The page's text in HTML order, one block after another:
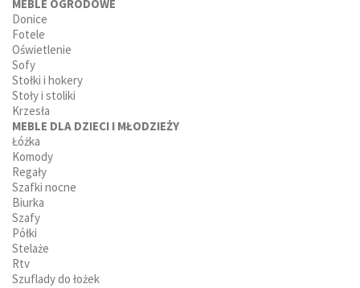
MEBLE OGRODOWE
Donice
Fotele
Oświetlenie
Sofy
Stołki i hokery
Stoły i stoliki
Krzesła
MEBLE DLA DZIECI I MŁODZIEŻY
Łóżka
Komody
Regały
Szafki nocne
Biurka
Szafy
Półki
Stelaże
Rtv
Szuflady do łożek